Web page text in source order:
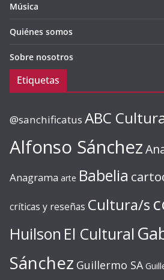
Música
Quiénes somos
Sobre nosotros
Etiquetas
@sanchificatus ABC
Alfonso Sánchez
Anagrama arte Babelia
críticas y reseñas Cultura/s
Huilson El Cultural
Sánchez Guillermo SA